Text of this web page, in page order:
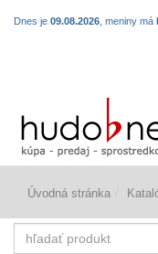
Dnes je 09.08.2026 , meniny má
Úvodná stránka
produkt